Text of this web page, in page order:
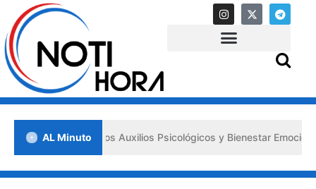
AL Minuto
los «Primeros Auxilios Psicológicos y Bienestar Emocional» ante